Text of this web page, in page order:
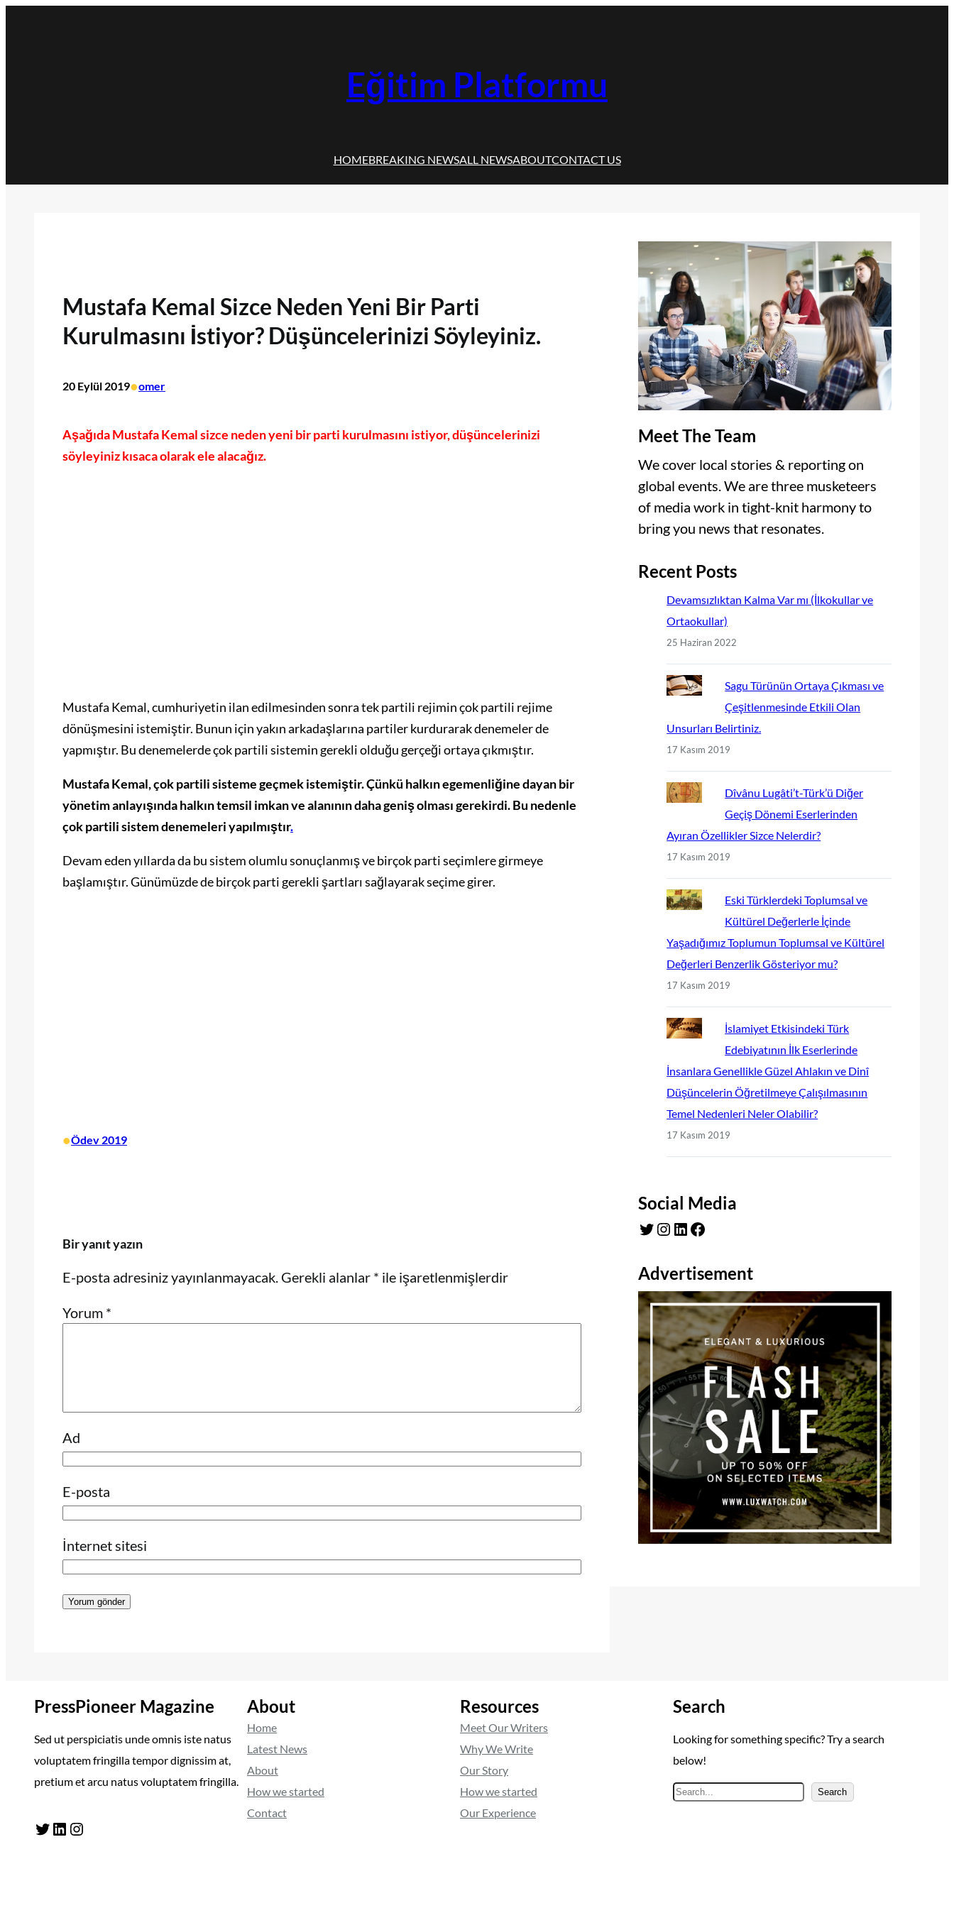
Eğitim Platformu
HOMEBREAKING NEWSALL NEWSABOUTCONTACT US
Mustafa Kemal Sizce Neden Yeni Bir Parti
Kurulmasını İstiyor? Düşüncelerinizi Söyleyiniz.
20 Eylül 2019•omer
Aşağıda Mustafa Kemal sizce neden yeni bir parti kurulmasını istiyor, düşüncelerinizi
söyleyiniz kısaca olarak ele alacağız.
Mustafa Kemal, cumhuriyetin ilan edilmesinden sonra tek partili rejimin çok partili rejime
dönüşmesini istemiştir. Bunun için yakın arkadaşlarına partiler kurdurarak denemeler de
yapmıştır. Bu denemelerde çok partili sistemin gerekli olduğu gerçeği ortaya çıkmıştır.
Mustafa Kemal, çok partili sisteme geçmek istemiştir. Çünkü halkın egemenliğine dayan bir
yönetim anlayışında halkın temsil imkan ve alanının daha geniş olması gerekirdi. Bu nedenle
çok partili sistem denemeleri yapılmıştır.
Devam eden yıllarda da bu sistem olumlu sonuçlanmış ve birçok parti seçimlere girmeye
başlamıştır. Günümüzde de birçok parti gerekli şartları sağlayarak seçime girer.
•Ödev 2019
Bir yanıt yazın
E-posta adresiniz yayınlanmayacak. Gerekli alanlar * ile işaretlenmişlerdir
Yorum *
Ad
E-posta
İnternet sitesi
Meet The Team
We cover local stories & reporting on
global events. We are three musketeers
of media work in tight-knit harmony to
bring you news that resonates.
Recent Posts
Devamsızlıktan Kalma Var mı (İlkokullar ve
Ortaokullar)
25 Haziran 2022
Sagu Türünün Ortaya Çıkması ve
Çeşitlenmesinde Etkili Olan
Unsurları Belirtiniz.
17 Kasım 2019
Dîvânu Lugâti’t-Türk’ü Diğer
Geçiş Dönemi Eserlerinden
Ayıran Özellikler Sizce Nelerdir?
17 Kasım 2019
Eski Türklerdeki Toplumsal ve
Kültürel Değerlerle İçinde
Yaşadığımız Toplumun Toplumsal ve Kültürel
Değerleri Benzerlik Gösteriyor mu?
17 Kasım 2019
İslamiyet Etkisindeki Türk
Edebiyatının İlk Eserlerinde
İnsanlara Genellikle Güzel Ahlakın ve Dinî
Düşüncelerin Öğretilmeye Çalışılmasının
Temel Nedenleri Neler Olabilir?
17 Kasım 2019
Social Media
Twitter
Instagram LinkedIn Facebook
Advertisement
PressPioneer Magazine
Sed ut perspiciatis unde omnis iste natus
voluptatem fringilla tempor dignissim at,
pretium et arcu natus voluptatem fringilla.
Twitter LinkedIn Instagram
About
Home
Latest News
About
How we started
Contact
Resources
Meet Our Writers
Why We Write
Our Story
How we started
Our Experience
Search
Looking for something specific? Try a search
below!
A
Search